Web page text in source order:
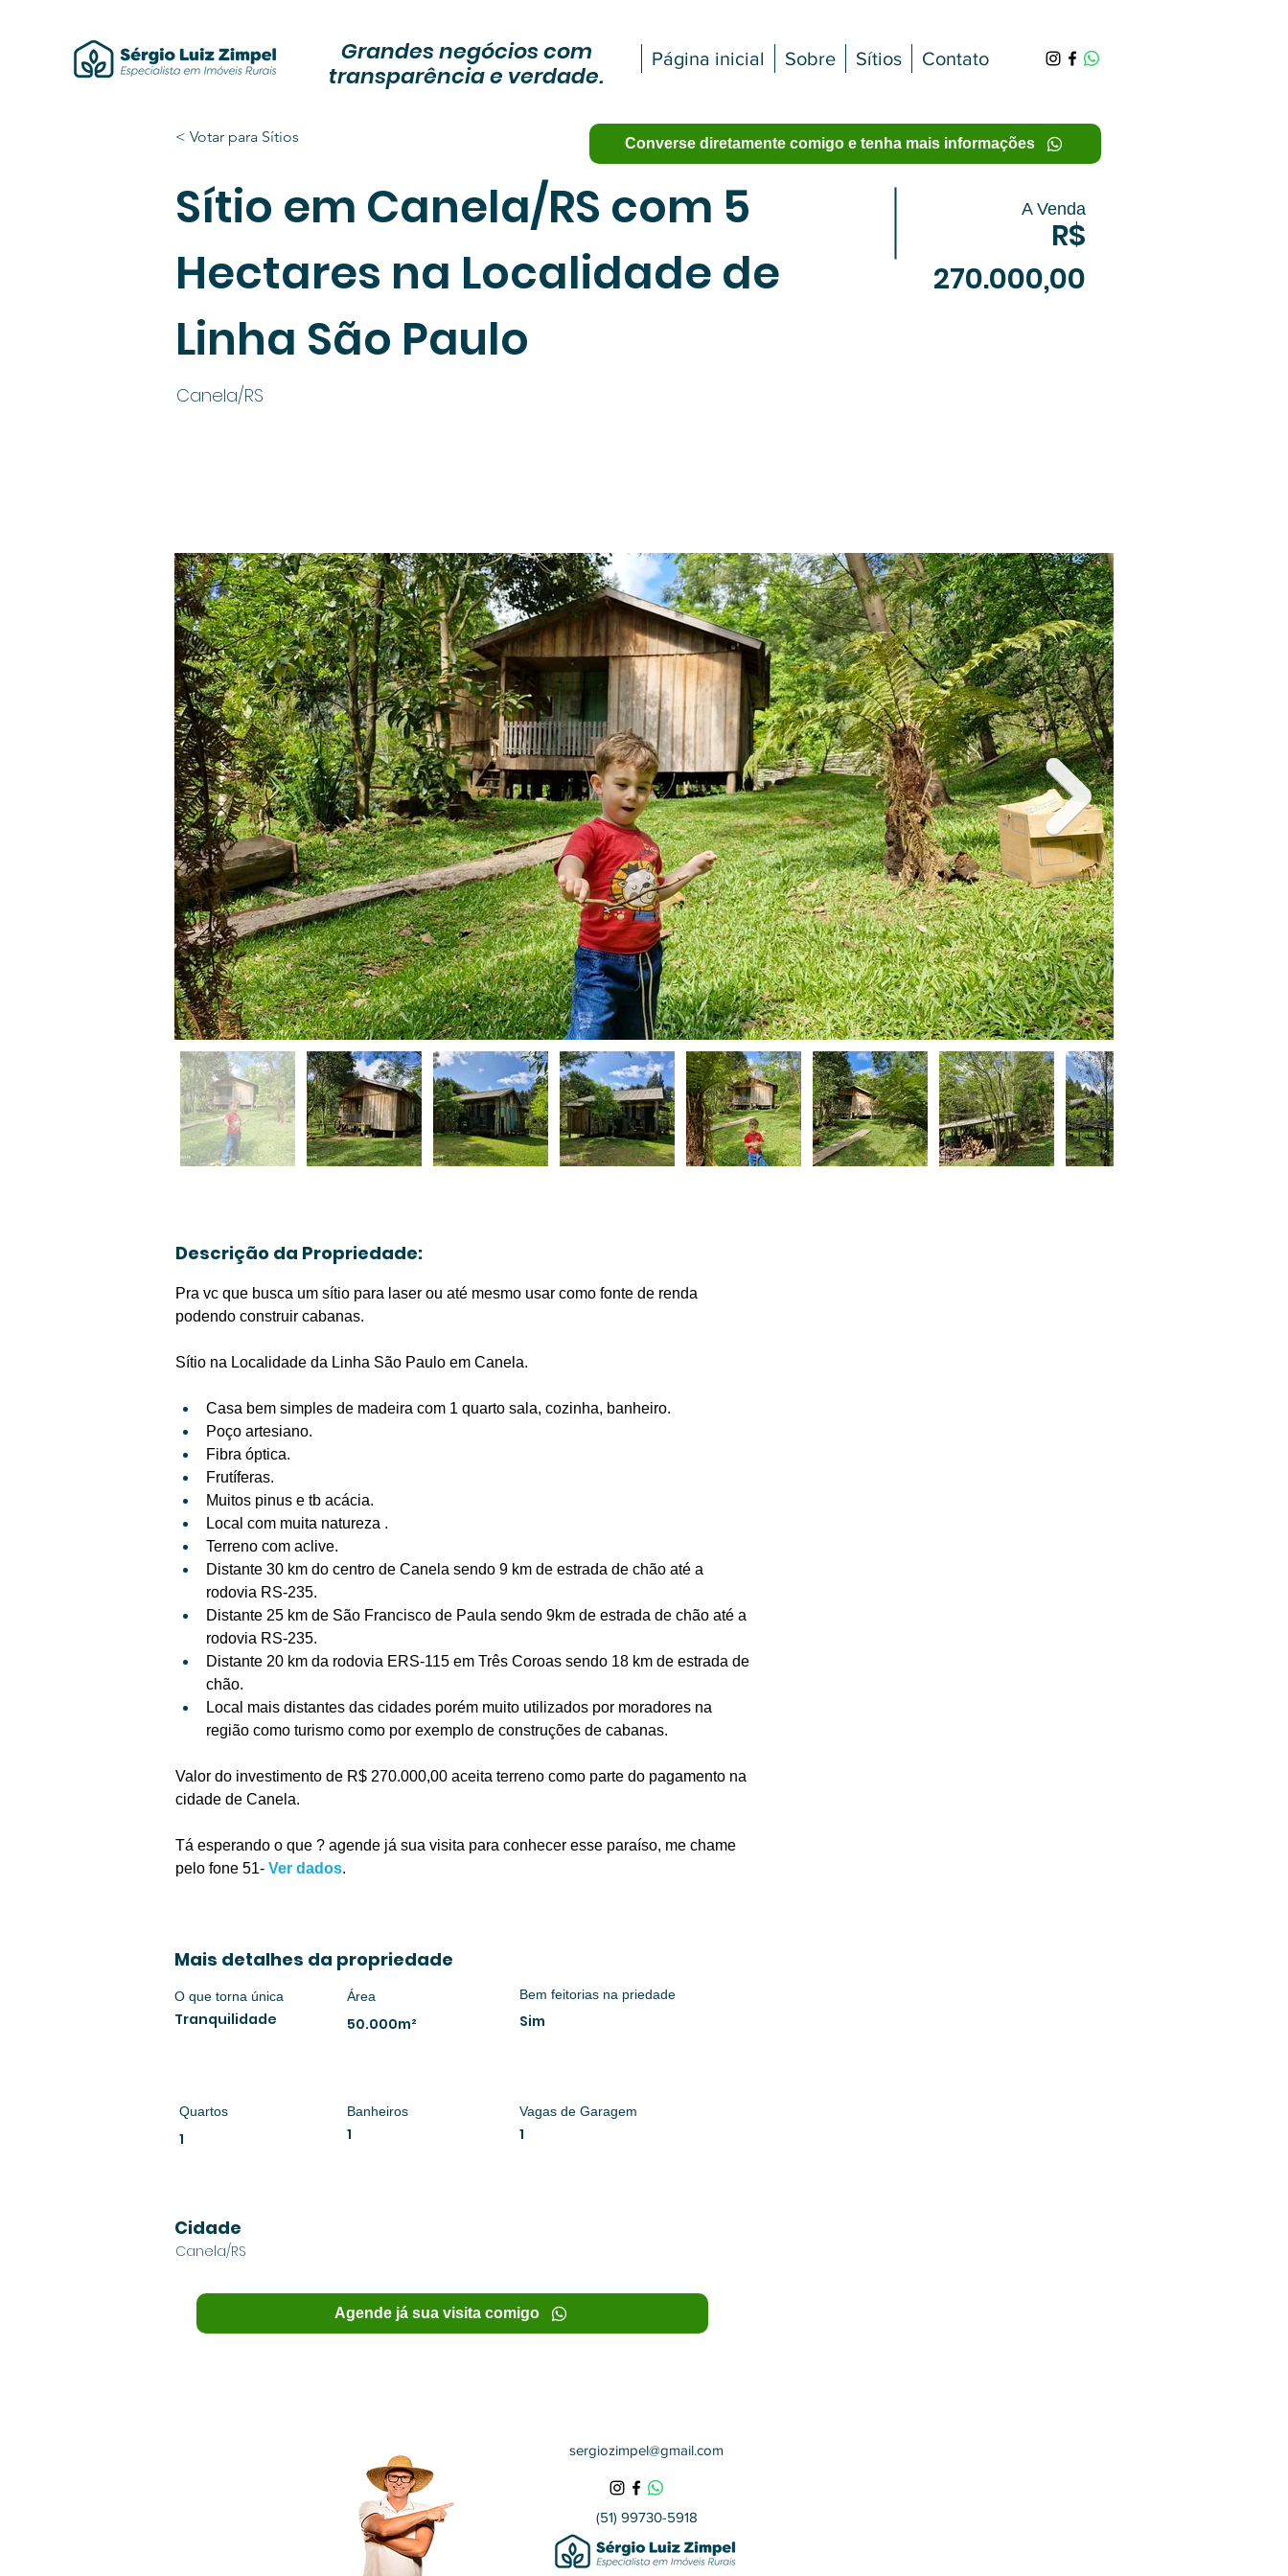
Página inicial Sobre Sítios Contato
Grandes negócios com
transparência e verdade.
< Votar para Sítios
Sítio em Canela/RS com 5
Hectares na Localidade de
Linha São Paulo
Canela/RS
A Venda
R$
270.000,00
Converse diretamente comigo e tenha mais informações
Descrição da Propriedade:
Pra vc que busca um sítio para laser ou até mesmo usar como fonte de renda
podendo construir cabanas.
Sítio na Localidade da Linha São Paulo em Canela.
Casa bem simples de madeira com 1 quarto sala, cozinha, banheiro.
Poço artesiano.
Fibra óptica.
Frutíferas.
Muitos pinus e tb acácia.
Local com muita natureza .
Terreno com aclive.
Distante 30 km do centro de Canela sendo 9 km de estrada de chão até a
rodovia RS-235.
Distante 25 km de São Francisco de Paula sendo 9km de estrada de chão até a
rodovia RS-235.
Distante 20 km da rodovia ERS-115 em Três Coroas sendo 18 km de estrada de
chão.
Local mais distantes das cidades porém muito utilizados por moradores na
região como turismo como por exemplo de construções de cabanas.
Valor do investimento de R$ 270.000,00 aceita terreno como parte do pagamento na
cidade de Canela.
Tá esperando o que ? agende já sua visita para conhecer esse paraíso, me chame
pelo fone 51- Ver dados.
Mais detalhes da propriedade
O que torna única
Tranquilidade
Área
50.000m²
Bem feitorias na priedade
Sim
Quartos
1
Banheiros
1
Vagas de Garagem
1
Cidade
Canela/RS
Agende já sua visita comigo
sergiozimpel@gmail.com
(51) 99730-5918